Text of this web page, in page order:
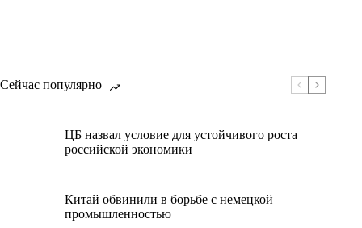
Сейчас популярно
ЦБ назвал условие для устойчивого роста
российской экономики
Китай обвинили в борьбе с немецкой
промышленностью